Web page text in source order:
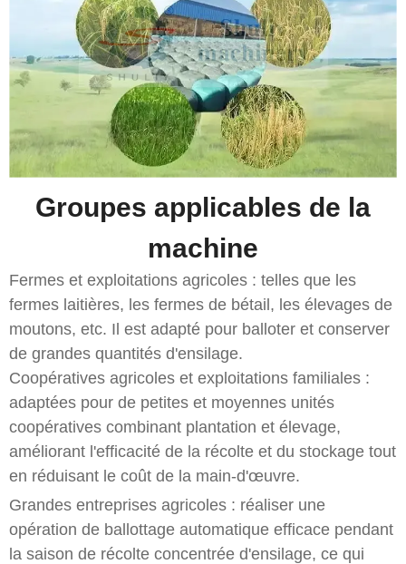
Groupes applicables de la
machine
Fermes et exploitations agricoles : telles que les
fermes laitières, les fermes de bétail, les élevages de
moutons, etc. Il est adapté pour balloter et conserver
de grandes quantités d'ensilage.
Coopératives agricoles et exploitations familiales :
adaptées pour de petites et moyennes unités
coopératives combinant plantation et élevage,
améliorant l'efficacité de la récolte et du stockage tout
en réduisant le coût de la main-d'œuvre.
Grandes entreprises agricoles : réaliser une
opération de ballottage automatique efficace pendant
la saison de récolte concentrée d'ensilage, ce qui